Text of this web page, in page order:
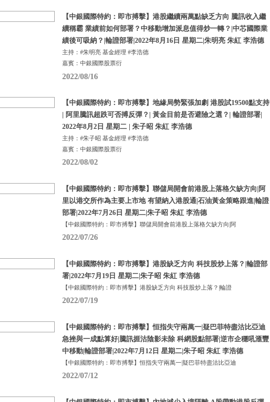
【中銀國際特約：即市搏擊】港股繼續兩萬點缺乏方向 騰訊收入繼
續稱霸 業績前如何部署？中移動增加派息值得炒一轉？|中芯國際業
績後可吸納？|輪證部署|2022年8月16日 星期二|朱明亮 朱紅 李浩德
主持：#朱明亮 基金經理 #李浩德
嘉賓：中銀國際股票衍
2022/08/16
【中銀國際特約：即市搏擊】地緣局勢緊張加劇 港股試19500點支持
| 阿里騰訊超跌可否搏反彈？| 黃金目前是否避險之選？| 輪證部署|
2022年8月2日 星期二 | 朱子昭 朱紅 李浩德
主持：#朱子昭 基金經理 #李浩德
嘉賓：中銀國際股票衍
2022/08/02
【中銀國際特約：即市搏擊】聯儲局開會前港股上落格欠缺方向|阿
里以港交所作為主要上市地 有望納入港股通|石油黃金策略跟進|輪證
部署|2022年7月26日 星期二|朱子昭 朱紅 李浩德
【中銀國際特約：即市搏擊】聯儲局開會前港股上落格欠缺方向|阿
2022/07/26
【中銀國際特約：即市搏擊】港股缺乏方向 科技股炒上落？|輪證部
署|2022年7月19日 星期二|朱子昭 朱紅 李浩德
【中銀國際特約：即市搏擊】港股缺乏方向 科技股炒上落？|輪證
2022/07/19
【中銀國際特約：即市搏擊】恒指失守兩萬一|疑巴菲特盡沽比亞迪
急挫與一成點算好|騰訊捱沽陰影未除 科網股點部署|逆市企穩吼滙豐
中移動|輪證部署|2022年7月12日 星期二|朱子昭 朱紅 李浩德
【中銀國際特約：即市搏擊】恒指失守兩萬一|疑巴菲特盡沽比亞迪
2022/07/12